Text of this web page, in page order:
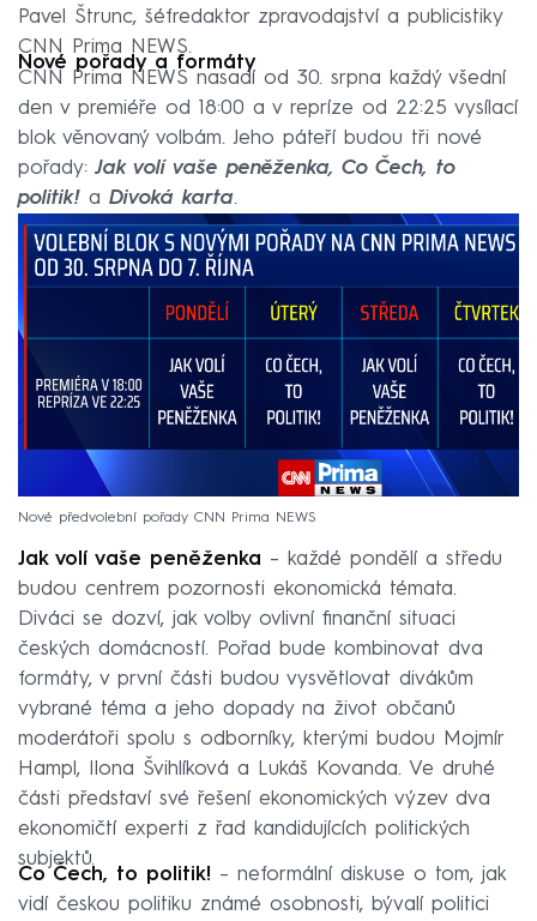
Pavel Štrunc, šéfredaktor zpravodajství a publicistiky
CNN Prima NEWS.
Nové pořady a formáty
CNN Prima NEWS nasadí od 30. srpna každý všední
den v premiéře od 18:00 a v repríze od 22:25 vysílací
blok věnovaný volbám. Jeho páteří budou tři nové
pořady:Jak volí vaše peněženka, Co Čech, to
politik! a Divoká karta.
Nové předvolební pořady CNN Prima NEWS
Jak volí vaše peněženka – každé pondělí a středu
budou centrem pozornosti ekonomická témata.
Diváci se dozví, jak volby ovlivní finanční situaci
českých domácností. Pořad bude kombinovat dva
formáty, v první části budou vysvětlovat divákům
vybrané téma a jeho dopady na život občanů
moderátoři spolu s odborníky, kterými budou Mojmír
Hampl, Ilona Švihlíková a Lukáš Kovanda. Ve druhé
části představí své řešení ekonomických výzev dva
ekonomičtí experti z řad kandidujících politických
subjektů.
Co Čech, to politik! – neformální diskuse o tom, jak
vidí českou politiku známé osobnosti, bývalí politici